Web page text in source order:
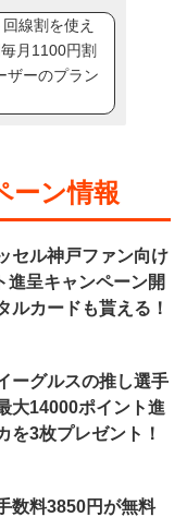
線割を使え
月1100円割
ザーのプラン
ーン情報
セル神戸ファン向け
進呈キャンペーン開
ルカードも貰える！
ーグルスの推し選手
大14000ポイント進
を3枚プレゼント！
数料3850円が無料